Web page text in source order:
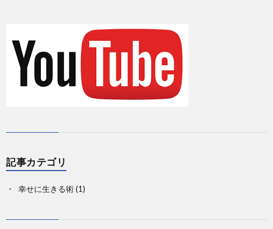
記事カテゴリ
幸せに生きる術(1)